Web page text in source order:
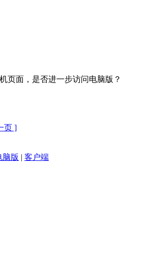
页面，是否进一步访问电脑版？
页 ]
脑版 | 客户端